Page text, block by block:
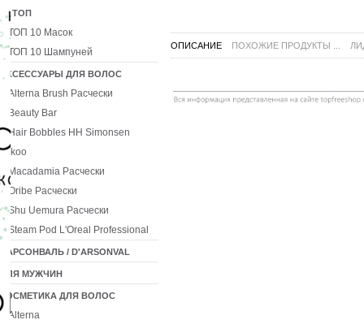
ОПИСАНИЕ ПОХОЖИЕ ПРОДУКТЫ ...
10 ТОП
ТОП 10 Масок
ТОП 10 Шампуней
АКСЕССУАРЫ ДЛЯ ВОЛОС
Alterna Brush Расчески
Beauty Bar
Hair Bobbles HH Simonsen
Ikoo
Macadamia Расчески
Oribe Расчески
Shu Uemura Расчески
Steam Pod L'Oreal Professional
ДАРСОНВАЛЬ / D'ARSONVAL
ДЛЯ МУЖЧИН
КОСМЕТИКА ДЛЯ ВОЛОС
Alterna